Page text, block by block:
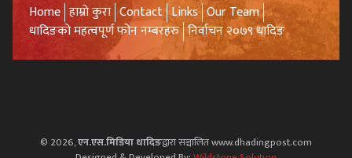
Home हाम्रो कुरा Contact Links Our Team
धादिङको महत्वपूर्ण फोन नम्बरहरु निर्वाचन २०७९ धादिङ
© 2026,एन.एस.मिडिया धादिङद्वारा सञ्चालित www.dhadingpost.com